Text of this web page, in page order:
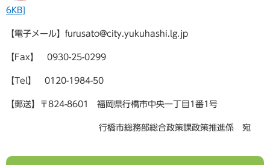
6KB]
【電子メール】furusato@city.yukuhashi.lg.jp
【Fax】 0930-25-0299
【Tel】 0120-1984-50
【郵送】〒824-8601 福岡県行橋市中央一丁目1番1号
行橋市総務部総合政策課政策推進係 宛